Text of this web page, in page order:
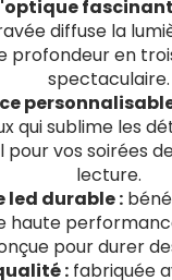
diffuse la
profondeur en
spectaculaire.
qui sublime les
pour vos soirées
lecture.
led durable :
haute
pour durer
: fabriquée